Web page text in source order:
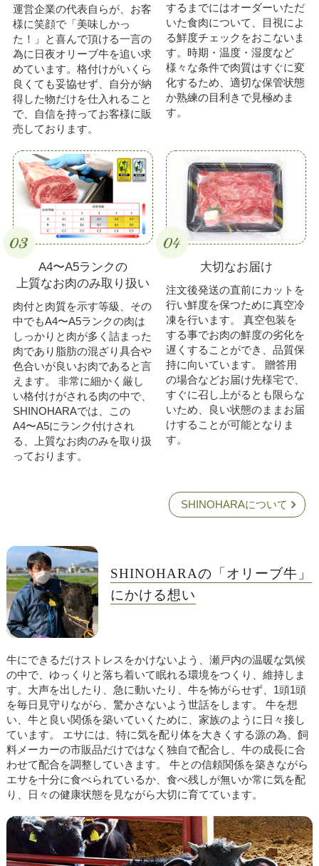
運営企業の代表自らが、お客
様に笑顔で「美味しかっ
た！」と喜んで頂ける一言の
為に日夜オリーブ牛を追い求
めています。格付けがいくら
良くても妥協せず、自分が納
得した物だけを仕入れること
で、自信を持ってお客様に販
売しております。
するまでにはオーダーいただ
いた食肉について、目視によ
る鮮度チェックをおこないま
す。時期・温度・湿度など
様々な条件で肉質はすぐに変
化するため、適切な保管状態
か熟練の目利きで見極めま
す。
A4〜A5ランクの
上質なお肉のみ取り扱い
肉付と肉質を示す等級、その
中でもA4〜A5ランクの肉は
しっかりと肉が多く詰まった
肉であり脂肪の混ざり具合や
色合いが良いお肉であると言
えます。 非常に細かく厳し
い格付けがされる肉の中で、
SHINOHARAでは、この
A4〜A5にランク付けされ
る、上質なお肉のみを取り扱
っております。
大切なお届け
注文後発送の直前にカットを
行い鮮度を保つために真空冷
凍を行います。 真空包装を
する事でお肉の鮮度の劣化を
遅くすることができ、品質保
持に向いています。 贈答用
の場合などお届け先様宅で、
すぐに召し上がるとも限らな
いため、良い状態のままお届
けすることが可能となりま
す。
SHINOHARAについて
SHINOHARAの「オリーブ牛」
にかける想い
牛にできるだけストレスをかけないよう、瀬戸内の温暖な気候
の中で、ゆっくりと落ち着いて眠れる環境をつくり、維持しま
す。大声を出したり、急に動いたり、牛を怖がらせず、1頭1頭
を毎日見守りながら、驚かさないよう世話をします。 牛を想
い、牛と良い関係を築いていくために、家族のように日々接し
ています。 エサには、特に気を配り体を大きくする源の為、飼
料メーカーの市販品だけではなく独自で配合し、牛の成長に合
わせて配合を調整していきます。 牛との信頼関係を築きながら
エサを十分に食べられているか、食べ残しが無いか常に気を配
り、日々の健康状態を見ながら大切に育てています。